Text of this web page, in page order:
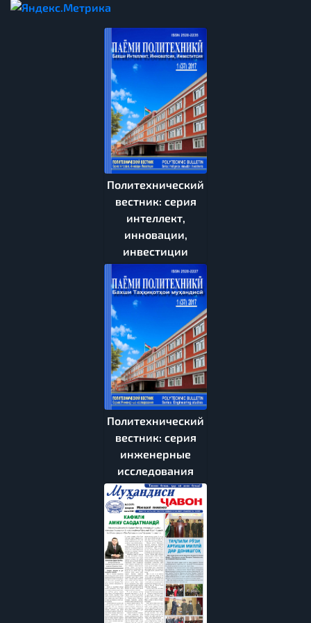
Политехнический
вестник: серия
интеллект,
инновации,
инвестиции
Политехнический
вестник: серия
инженерные
исследования